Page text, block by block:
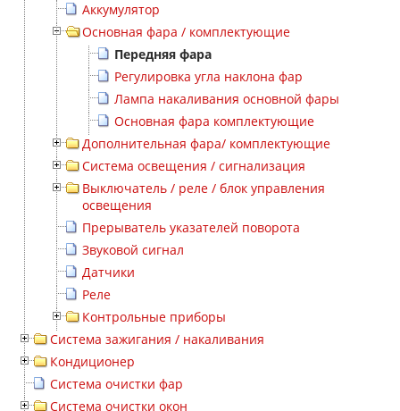
Аккумулятор
Основная фара / комплектующие
Передняя фара
Регулировка угла наклона фар
Лампа накаливания основной фары
Основная фара комплектующие
Дополнительная фара/ комплектующие
Система освещения / сигнализация
Выключатель / реле / блок управления
освещения
Прерыватель указателей поворота
Звуковой сигнал
Датчики
Реле
Контрольные приборы
Система зажигания / накаливания
Кондиционер
Система очистки фар
Система очистки окон